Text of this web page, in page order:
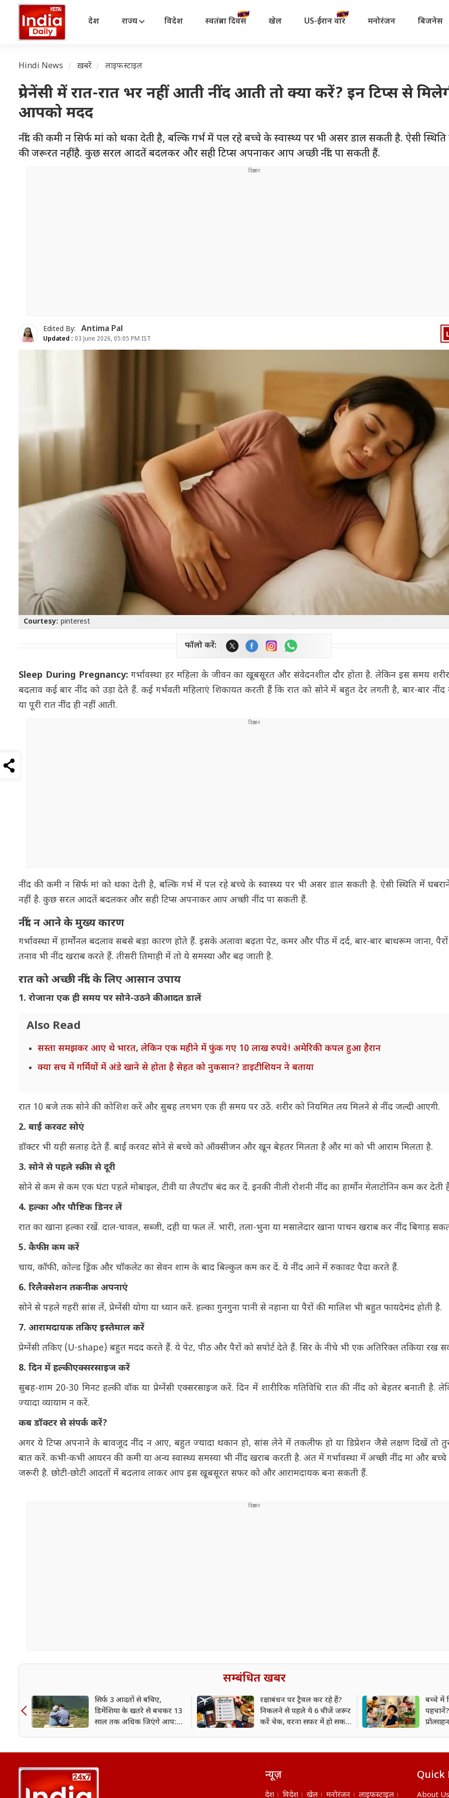
देश राज्य विदेश स्वतंत्रता दिवस खेल US-ईरान वॉर मनोरंजन बिजनेस
Hindi News ख़बरें लाइफस्टाइल
प्रेगनेंसी में रात-रात भर नहीं आती नींद आती तो क्या करें? इन टिप्स से
आपको मदद
नींद की कमी न सिर्फ मां को थका देती है, बल्कि गर्भ में पल रहे बच्चे के स्वास्थ्य पर भी असर डाल सकती है. ऐसी
की जरूरत नहीं है. कुछ सरल आदतें बदलकर और सही टिप्स अपनाकर आप अच्छी नींद पा सकती हैं.
Edited By: Antima Pal
Updated : 03 June 2026, 05:05 PM IST
Courtesy: pinterest
फॉलो करें:
Sleep During Pregnancy:गर्भावस्था हर महिला के जीवन का खूबसूरत और संवेदनशील दौर होता है. लेकिन इस समय
बदलाव कई बार नींद को उड़ा देते हैं. कई गर्भवती महिलाएं शिकायत करती हैं कि रात को सोने में बहुत देर लगती है, बार-बार
या पूरी रात नींद ही नहीं आती.
नींद की कमी न सिर्फ मां को थका देती है, बल्कि गर्भ में पल रहे बच्चे के स्वास्थ्य पर भी असर डाल सकती है. ऐसी स्थिति में
नहीं है. कुछ सरल आदतें बदलकर और सही टिप्स अपनाकर आप अच्छी नींद पा सकती हैं.
नींद न आने के मुख्य कारण
गर्भावस्था में हार्मोनल बदलाव सबसे बड़ा कारण होते हैं. इसके अलावा बढ़ता पेट, कमर और पीठ में दर्द, बार-बार बाथरूम जाना,
तनाव भी नींद खराब करते हैं. तीसरी तिमाही में तो ये समस्या और बढ़ जाती है.
रात को अच्छी नींद के लिए आसान उपाय
1. रोजाना एक ही समय पर सोने-उठने की आदत डालें
Also Read
सस्ता समझकर आए थे भारत, लेकिन एक महीने में फुंक गए 10 लाख रुपये! अमेरिकी कपल हुआ हैरान
क्या सच में गर्मियों में अंडे खाने से होता है सेहत को नुकसान? डाइटीशियन ने बताया
रात 10 बजे तक सोने की कोशिश करें और सुबह लगभग एक ही समय पर उठें. शरीर को नियमित लय मिलने से नींद जल्दी आएगी.
2. बाईं करवट सोएं
डॉक्टर भी यही सलाह देते हैं. बाईं करवट सोने से बच्चे को ऑक्सीजन और खून बेहतर मिलता है और मां को भी आराम मिलता है.
3. सोने से पहले स्क्रीन से दूरी
सोने से कम से कम एक घंटा पहले मोबाइल, टीवी या लैपटॉप बंद कर दें. इनकी नीली रोशनी नींद का हार्मोन मेलाटोनिन कम कर देती
4. हल्का और पौष्टिक डिनर लें
रात का खाना हल्का रखें. दाल-चावल, सब्जी, दही या फल लें. भारी, तला-भुना या मसालेदार खाना पाचन खराब कर नींद बिगाड़
5. कैफीन कम करें
चाय, कॉफी, कोल्ड ड्रिंक और चॉकलेट का सेवन शाम के बाद बिल्कुल कम कर दें. ये नींद आने में रुकावट पैदा करते हैं.
6. रिलैक्सेशन तकनीक अपनाएं
सोने से पहले गहरी सांस लें, प्रेग्नेंसी योगा या ध्यान करें. हल्का गुनगुना पानी से नहाना या पैरों की मालिश भी बहुत फायदेमंद होती है.
7. आरामदायक तकिए इस्तेमाल करें
प्रेग्नेंसी तकिए (U-shape) बहुत मदद करते हैं. ये पेट, पीठ और पैरों को सपोर्ट देते हैं. सिर के नीचे भी एक अतिरिक्त तकिया रख
8. दिन में हल्की एक्सरसाइज करें
सुबह-शाम 20-30 मिनट हल्की वॉक या प्रेग्नेंसी एक्सरसाइज करें. दिन में शारीरिक गतिविधि रात की नींद को बेहतर बनाती है.
ज्यादा व्यायाम न करें.
कब डॉक्टर से संपर्क करें?
अगर ये टिप्स अपनाने के बावजूद नींद न आए, बहुत ज्यादा थकान हो, सांस लेने में तकलीफ हो या डिप्रेशन जैसे लक्षण दिखें तो
बात करें. कभी-कभी आयरन की कमी या अन्य स्वास्थ्य समस्या भी नींद खराब करती है. अंत में गर्भावस्था में अच्छी नींद मां और बच्चे
जरूरी है. छोटी-छोटी आदतों में बदलाव लाकर आप इस खूबसूरत सफर को और आरामदायक बना सकती हैं.
सम्बंधित खबर
सिर्फ 3 आदतों से बचिए,
डिमेंशिया के खतरे से बचकर 13
साल तक अधिक जिएंगे आप:
रक्षाबंधन पर ट्रैवल कर रहे हैं?
निकलने से पहले ये 6 चीजें जरूर
करें चेक, वरना सफर में हो सकती
बच्चे में
पहचानें?
न्यूज़
देश विदेश खेल मनोरंजन लाइफस्टाइल
Quick
About Us